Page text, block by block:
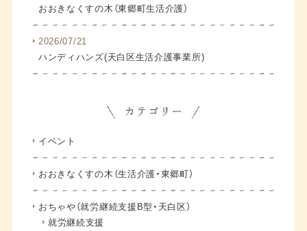
おおきなくすの木（東郷町生活介護）
2026/07/21
ハンディハンズ(天白区生活介護事業所)
イベント
おおきなくすの木（生活介護・東郷町）
おちゃや（就労継続支援B型・天白区）
就労継続支援